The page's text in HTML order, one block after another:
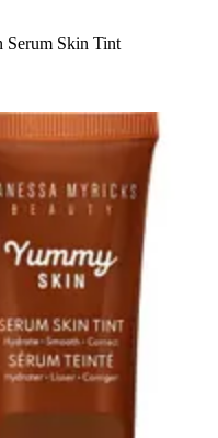
Serum Skin Tint